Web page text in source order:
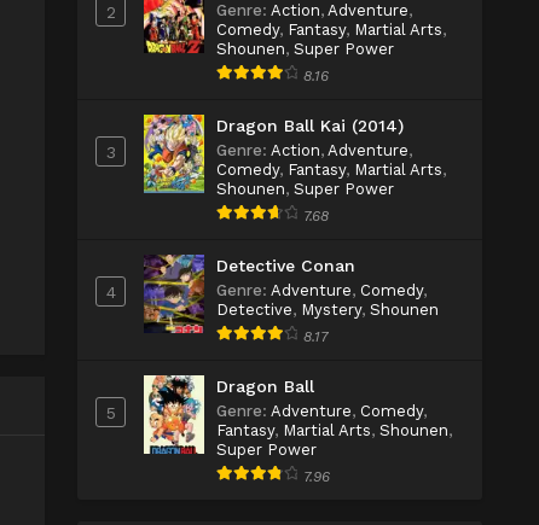
2 Genre: Action, Adventure,
Comedy, Fantasy, Martial Arts,
Shounen, Super Power
8.16
3
Dragon Ball Kai (2014)
Genre: Action, Adventure,
Comedy, Fantasy, Martial Arts,
Shounen, Super Power
7.68
4
Detective Conan
Genre: Adventure, Comedy,
Detective, Mystery, Shounen
8.17
5
Dragon Ball
Genre: Adventure, Comedy,
Fantasy, Martial Arts, Shounen,
Super Power
7.96